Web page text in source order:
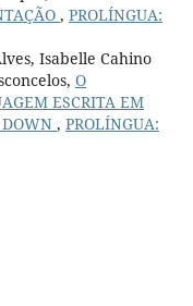
, PROLÍNGUA:
Isabelle Cahino
O
ESCRITA EM
, PROLÍNGUA: